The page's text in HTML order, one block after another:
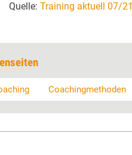
Quelle: Training aktuell 07/21
Coachingmethoden